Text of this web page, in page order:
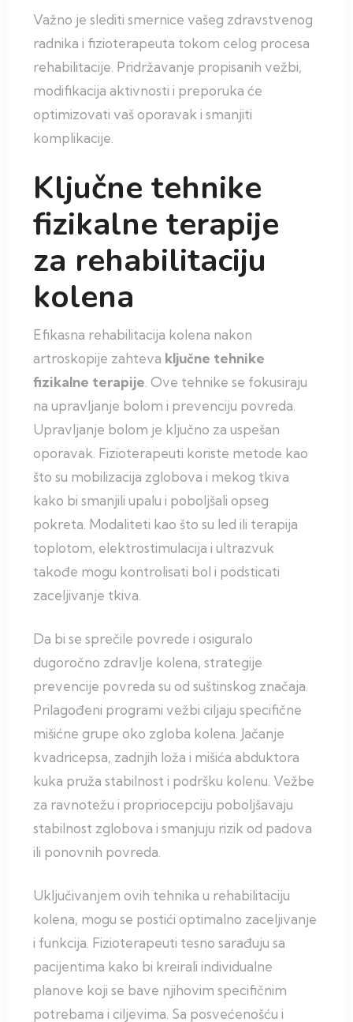
Važno je slediti smernice vašeg zdravstvenog
radnika i fizioterapeuta tokom celog procesa
rehabilitacije. Pridržavanje propisanih vežbi,
modifikacija aktivnosti i preporuka će
optimizovati vaš oporavak i smanjiti
komplikacije.
Ključne tehnike
fizikalne terapije
za rehabilitaciju
kolena
Efikasna rehabilitacija kolena nakon
artroskopije zahteva ključne tehnike
fizikalne terapije . Ove tehnike se fokusiraju
na upravljanje bolom i prevenciju povreda.
Upravljanje bolom je ključno za uspešan
oporavak. Fizioterapeuti koriste metode kao
što su mobilizacija zglobova i mekog tkiva
kako bi smanjili upalu i poboljšali opseg
pokreta. Modaliteti kao što su led ili terapija
toplotom, elektrostimulacija i ultrazvuk
takođe mogu kontrolisati bol i podsticati
zaceljivanje tkiva.
Da bi se sprečile povrede i osiguralo
dugoročno zdravlje kolena, strategije
prevencije povreda su od suštinskog značaja.
Prilagođeni programi vežbi ciljaju specifične
mišićne grupe oko zgloba kolena. Jačanje
kvadricepsa, zadnjih loža i mišića abduktora
kuka pruža stabilnost i podršku kolenu. Vežbe
za ravnotežu i propriocepciju poboljšavaju
stabilnost zglobova i smanjuju rizik od padova
ili ponovnih povreda.
Uključivanjem ovih tehnika u rehabilitaciju
kolena, mogu se postići optimalno zaceljivanje
i funkcija. Fizioterapeuti tesno sarađuju sa
pacijentima kako bi kreirali individualne
planove koji se bave njihovim specifičnim
potrebama i ciljevima. Sa posvećenošću i